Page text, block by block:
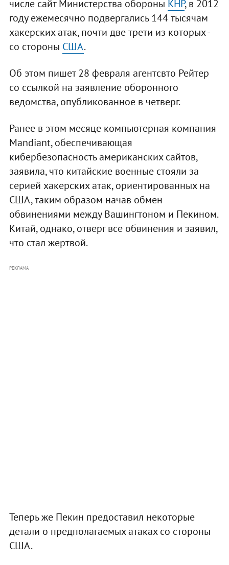
числе сайт Министерства обороны КНР, в 2012
году ежемесячно подвергались 144 тысячам
хакерских атак, почти две трети из которых -
со стороны США.
Об этом пишет 28 февраля агентсвто Рейтер
со ссылкой на заявление оборонного
ведомства, опубликованное в четверг.
Ранее в этом месяце компьютерная компания
Mandiant, обеспечивающая
кибербезопасность американских сайтов,
заявила, что китайские военные стояли за
серией хакерских атак, ориентированных на
США, таким образом начав обмен
обвинениями между Вашингтоном и Пекином.
Китай, однако, отверг все обвинения и заявил,
что стал жертвой.
РЕКЛАМА
Теперь же Пекин предоставил некоторые
детали о предполагаемых атаках со стороны
США.